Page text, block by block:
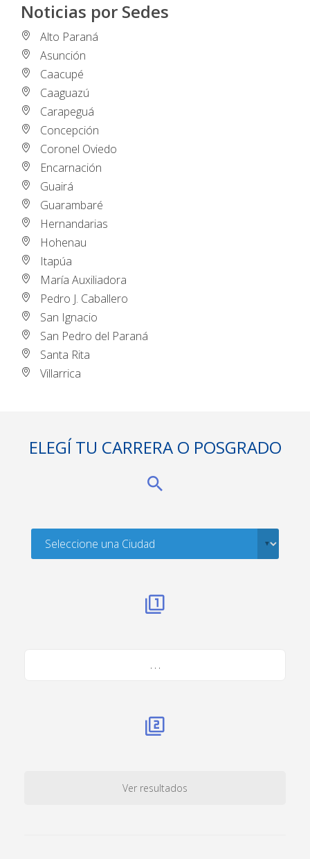
Noticias por Sedes
Alto Paraná
Asunción
Caacupé
Caaguazú
Carapeguá
Concepción
Coronel Oviedo
Encarnación
Guairá
Guarambaré
Hernandarias
Hohenau
Itapúa
María Auxiliadora
Pedro J. Caballero
San Ignacio
San Pedro del Paraná
Santa Rita
Villarrica
ELEGÍ TU CARRERA O POSGRADO
. . .
Ver resultados